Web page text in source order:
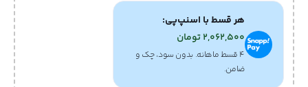
هر قسط با اسنپ‌پی:
2,062,500تومان
۴ قسط ماهانه. بدون سود، چک و
ضامن.